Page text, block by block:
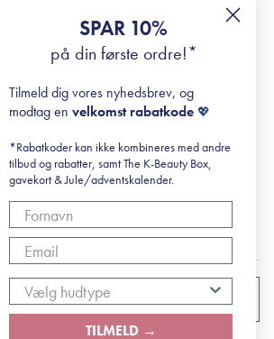
til rosacea
DANMARK
SPAR 10%
på din første ordre!*
Tilmeld dig vores nyhedsbrev, og
modtag en velkomst rabatkode 💖
*Rabatkoder kan ikke kombineres med andre
tilbud og rabatter, samt The K-Beauty Box,
gavekort & Jule/adventskalender.
TILMELD →